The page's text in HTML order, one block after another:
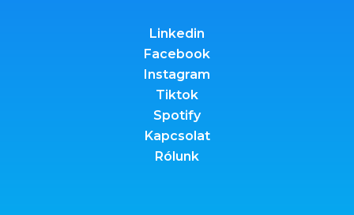
Linkedin
Facebook
Instagram
Tiktok
Spotify
Kapcsolat
Rólunk